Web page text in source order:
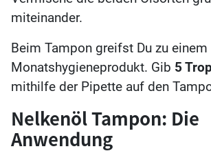
miteinander.
Beim Tampon greifst Du zu
Monatshygieneprodukt. Gib 5
mithilfe der Pipette auf den
Nelkenöl Tampon: Die
Anwendung